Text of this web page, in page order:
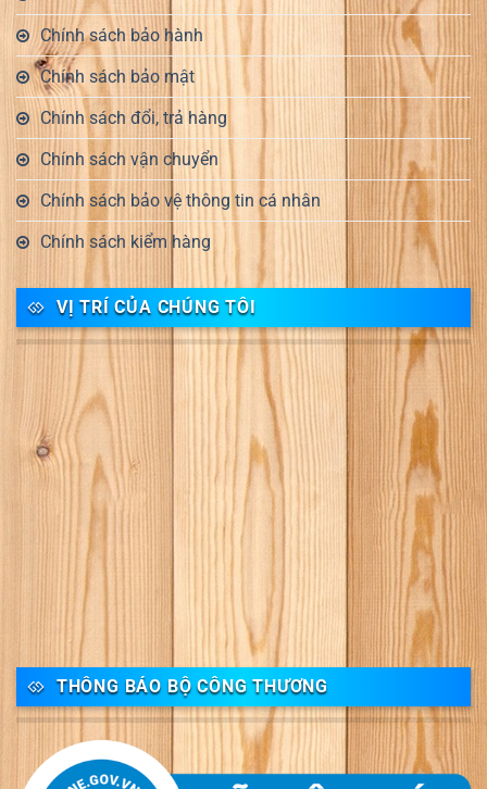
Chính sách bảo hành
Chính sách bảo mật
Chính sách đổi, trả hàng
Chính sách vận chuyển
Chính sách bảo vệ thông tin cá nhân
Chính sách kiểm hàng
VỊ TRÍ CỦA CHÚNG TÔI
THÔNG BÁO BỘ CÔNG THƯƠNG